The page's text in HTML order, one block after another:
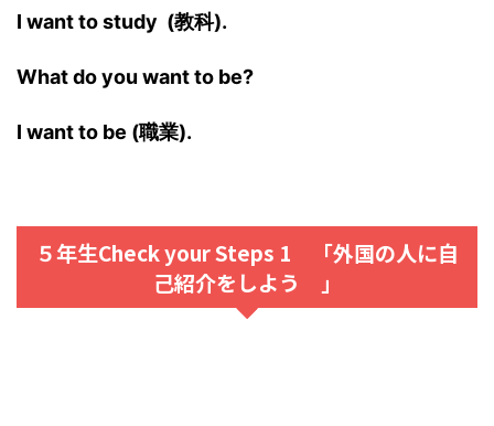
I want to study (教科).
What do you want to be?
I want to be (職業).
５年生Check your Steps 1 「外国の人に自
己紹介をしよう 」